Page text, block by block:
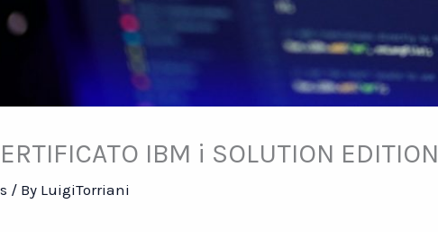
IBM i SOLUTION EDITION
/ By LuigiTorriani